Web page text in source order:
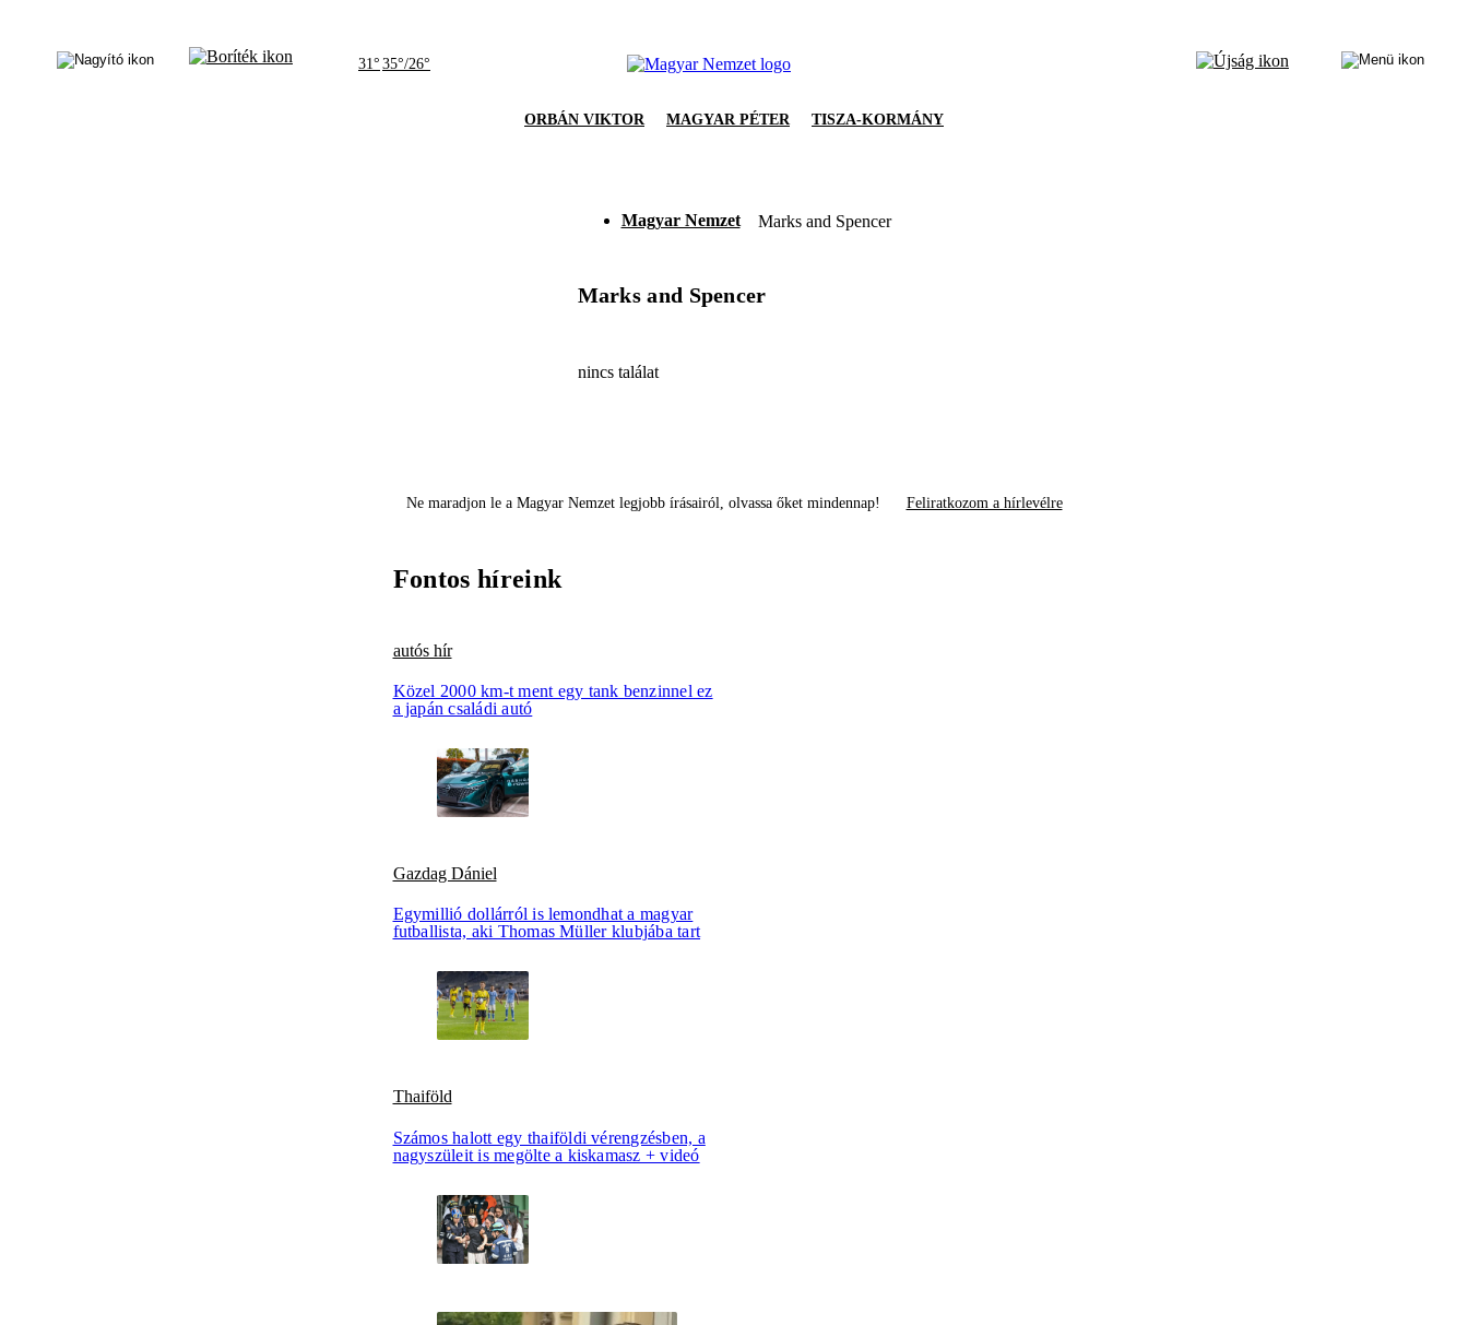
31° 35°/26°
ORBÁN VIKTOR MAGYAR PÉTER TISZA-KORMÁNY
Magyar Nemzet Marks and Spencer
Marks and Spencer
nincs találat
Ne maradjon le a Magyar Nemzet legjobb írásairól, olvassa őket mindennap! Feliratkozom a hírlevélre
Fontos híreink
autós hír
Közel 2000 km-t ment egy tank benzinnel ez
a japán családi autó
Gazdag Dániel
Egymillió dollárról is lemondhat a magyar
futballista, aki Thomas Müller klubjába tart
Thaiföld
Számos halott egy thaiföldi vérengzésben, a
nagyszüleit is megölte a kiskamasz + videó